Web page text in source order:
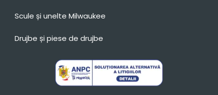
Scule și unelte Milwaukee
Drujbe și piese de drujbe